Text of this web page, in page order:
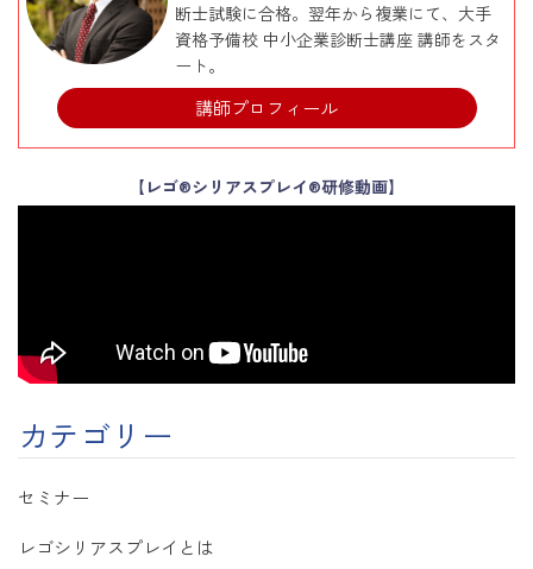
断士試験に合格。翌年から複業にて、大手
資格予備校 中小企業診断士講座 講師をスタ
ート。
講師プロフィール
【レゴ®シリアスプレイ®研修動画】
カテゴリー
セミナー
レゴシリアスプレイとは